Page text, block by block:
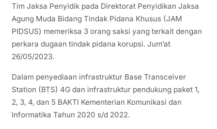
Tim Jaksa Penyidik pada Direktorat Penyidikan Jaksa
Agung Muda Bidang Tindak Pidana Khusus (JAM
PIDSUS) memeriksa 3 orang saksi yang terkait dengan
perkara dugaan tindak pidana korupsi. Jum’at
26/05/2023.
Dalam penyediaan infrastruktur Base Transceiver
Station (BTS) 4G dan infrastruktur pendukung paket 1,
2, 3, 4, dan 5 BAKTI Kementerian Komunikasi dan
Informatika Tahun 2020 s/d 2022.